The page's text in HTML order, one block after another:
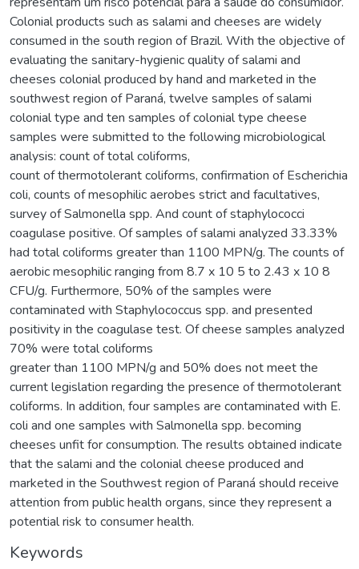
Colonial products such as salami and cheeses are widely
consumed in the south region of Brazil. With the objective of
evaluating the sanitary-hygienic quality of salami and
cheeses colonial produced by hand and marketed in the
southwest region of Paraná, twelve samples of salami
colonial type and ten samples of colonial type cheese
samples were submitted to the following microbiological
analysis: count of total coliforms,
count of thermotolerant coliforms, confirmation of Escherichia
coli, counts of mesophilic aerobes strict and facultatives,
survey of Salmonella spp. And count of staphylococci
coagulase positive. Of samples of salami analyzed 33.33%
had total coliforms greater than 1100 MPN/g. The counts of
aerobic mesophilic ranging from 8.7 x 10 5 to 2.43 x 10 8
CFU/g. Furthermore, 50% of the samples were
contaminated with Staphylococcus spp. and presented
positivity in the coagulase test. Of cheese samples analyzed
70% were total coliforms
greater than 1100 MPN/g and 50% does not meet the
current legislation regarding the presence of thermotolerant
coliforms. In addition, four samples are contaminated with E.
coli and one samples with Salmonella spp. becoming
cheeses unfit for consumption. The results obtained indicate
that the salami and the colonial cheese produced and
marketed in the Southwest region of Paraná should receive
attention from public health organs, since they represent a
potential risk to consumer health.
Keywords